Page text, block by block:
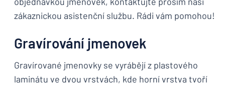
zákaznickou asistenční službu. Rádi vám pomohou!
Gravírování jmenovek
Gravírované jmenovky se vyrábějí z plastového
laminátu ve dvou vrstvách, kde horní vrstva tvoří